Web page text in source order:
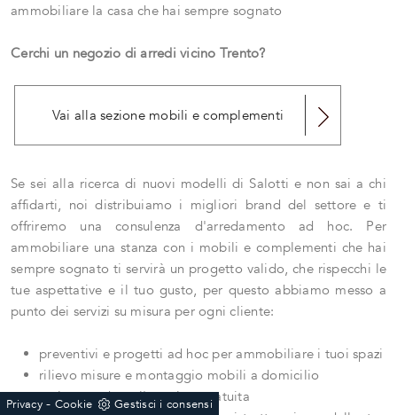
ammobiliare la casa che hai sempre sognato
Cerchi un negozio di arredi vicino Trento?
Vai alla sezione mobili e complementi
Se sei alla ricerca di nuovi modelli di Salotti e non sai a chi
affidarti, noi distribuiamo i migliori brand del settore e ti
offriremo una consulenza d'arredamento ad hoc. Per
ammobiliare una stanza con i mobili e complementi che hai
sempre sognato ti servirà un progetto valido, che rispecchi le
tue aspettative e il tuo gusto, per questo abbiamo messo a
punto dei servizi su misura per ogni cliente:
preventivi e progetti ad hoc per ammobiliare i tuoi spazi
rilievo misure e montaggio mobili a domicilio
assistenza dopo l'acquisto gratuita
Privacy- Cookie Gestisci i consensi